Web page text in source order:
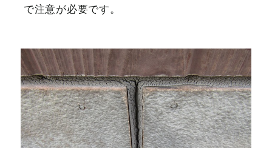
で注意が必要です。